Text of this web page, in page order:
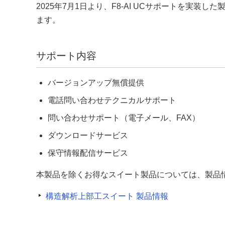
2025年7月1日より、F8-AI UCサポートを実装した
ます。
サポート内容
バージョンアップ無償提供
電話問い合わせテクニカルサポート
問い合わせサポート（電子メール、FAX）
ダウンロードサービス
保守情報配信サービス
本製品を除くお得なスイート製品については、製品
構造解析上部工スイート 製品情報